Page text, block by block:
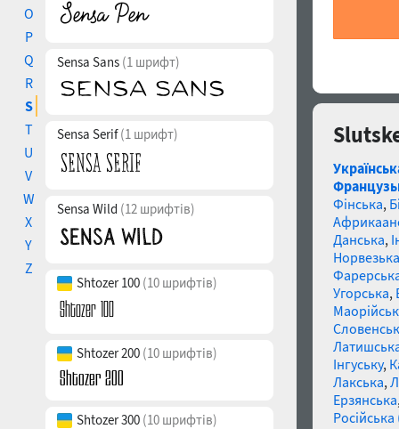
O
P
Q
R
S
T
U
V
W
X
Y
Z
Sensa Sans (1 шрифт)
Sensa Serif(1 шрифт)
Sensa Wild (12 шрифтів)
Shtozer 100 (10 шрифтів)
Shtozer 200 (10 шрифтів)
Shtozer 300 (10 шрифтів)
Фінська,
Данська,
Норвезька
Угорська,
Інгуську,
Лакська,
Ерзянська
Російська